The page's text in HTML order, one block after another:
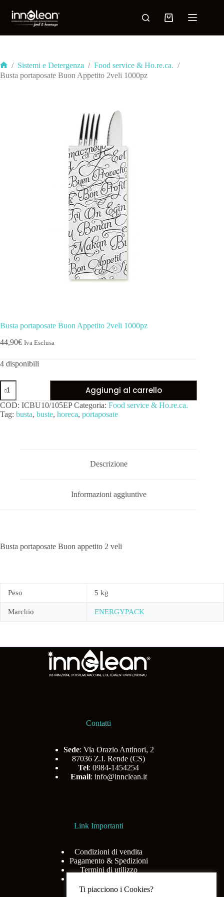
/ Sistemi e Detergenza / Food service & Ho.re.ca. /
Busta portaposate Buon Appetito 2veli 1000pz
Busta portaposate Buon Appetito 2veli 1000pz
44,90€ Iva Esclusa
4 disponibili
Aggiungi al carrello
COD: ICBU10/105EP Categoria: Food service & Ho.re.ca.
Tag: busta, buste, horeca, portaposate
Descrizione
Informazioni aggiuntive
Busta portaposate Buon appetito 2 veli
Peso 5 kg
Marchio ENERGYPACK
Contatti
Sede: Via Orazio Antinori, 2
87036 Z.I. Rende (CS)
Tel: 0984-1454254
Email: info@innclean.it
Link Importanti
Condizioni di vendita
Pagamento & Spedizioni
Termini di utilizzo
Ti piacciono i Cookies?